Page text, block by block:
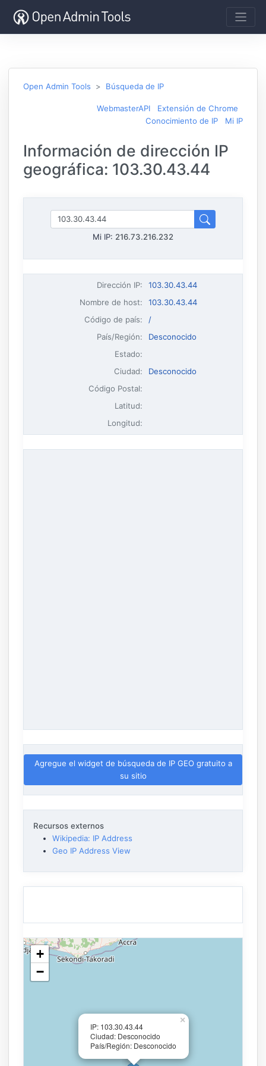
Open Admin Tools Búsqueda de IP
WebmasterAPI
Extensión de Chrome
Conocimiento de IP
Mi IP
Información de dirección IP
geográfica: 103.30.43.44
Mi IP: 216.73.216.232
Dirección IP:
103.30.43.44
Nombre de host:
103.30.43.44
Código de país:
/
País/Región:
Desconocido
Estado:
Ciudad:
Desconocido
Código Postal:
Latitud:
Longitud:
Agregue el widget de búsqueda de IP GEO gratuito a
su sitio
Recursos externos
Wikipedia: IP Address
Geo IP Address View
IP: 103.30.43.44
Ciudad: Desconocido
País/Región: Desconocido
×
+
−